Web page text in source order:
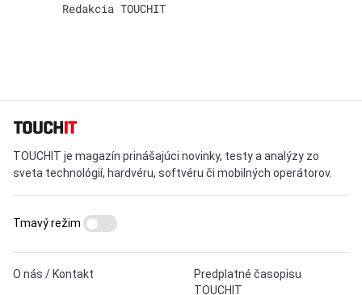
Redakcia TOUCHIT
TOUCHIT je magazín prinášajúci novinky, testy a analýzy zo
sveta technológií, hardvéru, softvéru či mobilných operátorov.
O nás / Kontakt
Predplatné časopisu
TOUCHIT
Tmavý režim